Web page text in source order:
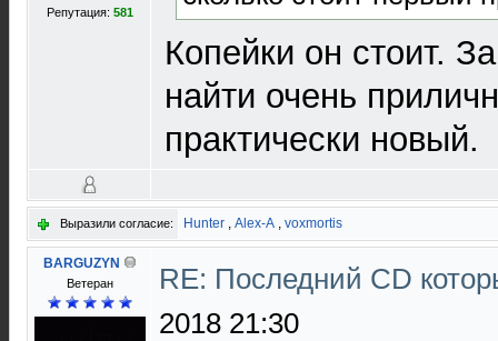
Репутация: 581
Копейки он стоит.
найти очень
практически новый.
Выразили согласие: Hunter , Alex-A , voxmortis
BARGUZYN
Ветеран
RE: Последний CD
2018 21:30